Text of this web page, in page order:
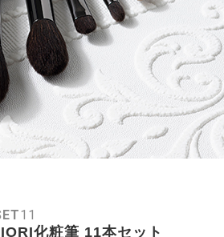
11
化粧筆 11本セット